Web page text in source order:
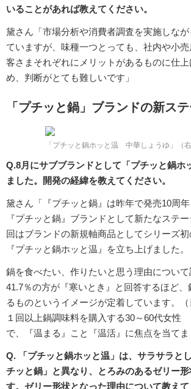
いることがあれば教えてください。
黛さん「市場分析や消費者調査を実施しな
ていますが、味種一つとっても、社内や小
客さまそれぞれにメリットがあるものに仕
め、判断がとても難しいです」
「プチッと鍋」ブランドの新ス
「プチッと鍋ホッと温 中華しょうゆ」（右
Q.8月にサブブランドとして「プチッと鍋ホ
ました。開発の経緯を教えてください。
黛さん「『プチッと鍋』は昨年で発売10周年
『プチッと鍋』ブランドとして新たなステ
回はブランドの新規軸商品としてシリーズ
『プチッと鍋ホッと温』を立ち上げました。
鍋を食べたい、作りたいと思う理由について
41.7％の方が『寒いとき』と回答するほど
るものというイメージが定着しています。
１回以上鍋調味料を購入する30～60代女性
で、『温まる』こと『温活』に焦点を当てま
Q. 「プチッと鍋ホッと温」は、サラサラと
チッと鍋」と異なり、とろみのあるゼリー形
す。ゼリー形状となった理由について教えて